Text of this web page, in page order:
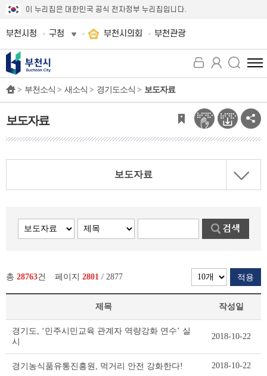
이 누리집은 대한민국 공식 전자정부 누리집입니다.
부천시청 구청 부천시의회 부천관광
전
체
뉴
보
기
> 부천소식 > 새소식 > 경기도소식 > 보도자료
보도자료
보도자료
총 28763건 페이지 2801 / 2877 적용
보
도
료
제목 작성일
경기도, ‘민주시민교육 관계자 역량강화 연수’ 실
시
2018-10-22
경기농식품유통진흥원, 먹거리 안전 강화한다! 2018-10-22